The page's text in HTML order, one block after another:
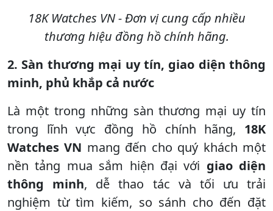
18K Watches VN - Đơn vị cung cấp nhiều
thương hiệu đồng hồ chính hãng.
2. Sàn thương mại uy tín, giao diện thông
minh, phủ khắp cả nước
Là một trong những sàn thương mại uy tín
trong lĩnh vực đồng hồ chính hãng, 18K
Watches VN mang đến cho quý khách một
nền tảng mua sắm hiện đại với giao diện
thông minh, dễ thao tác và tối ưu trải
nghiệm từ tìm kiếm, so sánh cho đến đặt